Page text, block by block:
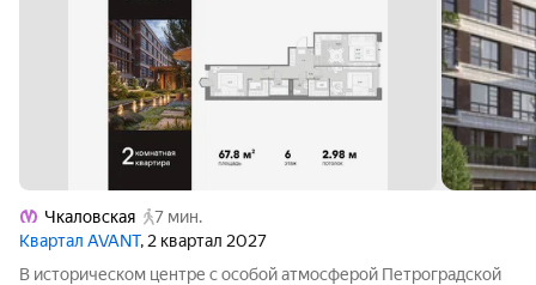
Чкаловская
7 мин.
Квартал AVANT, 2 квартал 2027
В историческом центре с особой атмосферой Петроградской